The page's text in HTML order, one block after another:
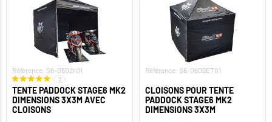
Référence: S6-0602/01
3
TENTE PADDOCK STAGE6 MK2
DIMENSIONS 3X3M AVEC
CLOISONS
Référence: S6-0602ET01
CLOISONS POUR TENTE
PADDOCK STAGE6 MK2
DIMENSIONS 3X3M